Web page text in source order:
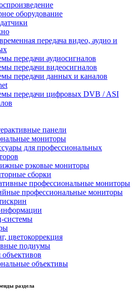
оборудование
передача видео, аудио и
передачи аудиосигналов
передачи видеосигналов
передачи данных и каналов
передачи цифровых DVB / ASI
панели
мониторы
для профессиональных
рэковые мониторы
сборки
профессиональные мониторы
профессиональные мониторы
системы
цветокоррекция
подиумы
объективы
раздела